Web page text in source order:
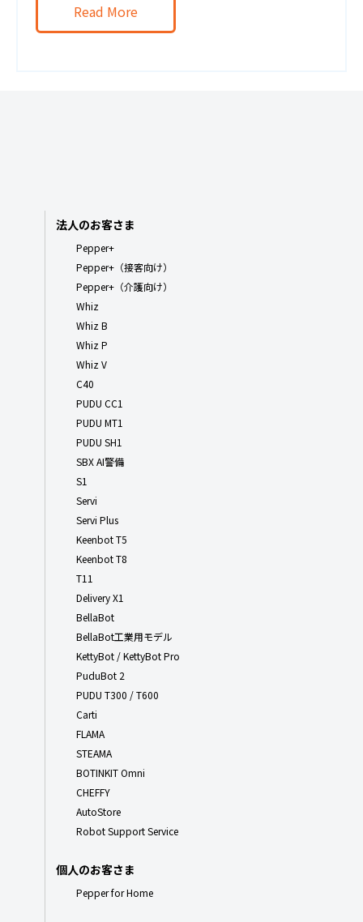
Read More
法人のお客さま
Pepper+
Pepper+（接客向け）
Pepper+（介護向け）
Whiz
Whiz B
Whiz P
Whiz V
C40
PUDU CC1
PUDU MT1
PUDU SH1
SBX AI警備
S1
Servi
Servi Plus
Keenbot T5
Keenbot T8
T11
Delivery X1
BellaBot
BellaBot工業用モデル
KettyBot / KettyBot Pro
PuduBot 2
PUDU T300 / T600
Carti
FLAMA
STEAMA
BOTINKIT Omni
CHEFFY
AutoStore
Robot Support Service
個人のお客さま
Pepper for Home